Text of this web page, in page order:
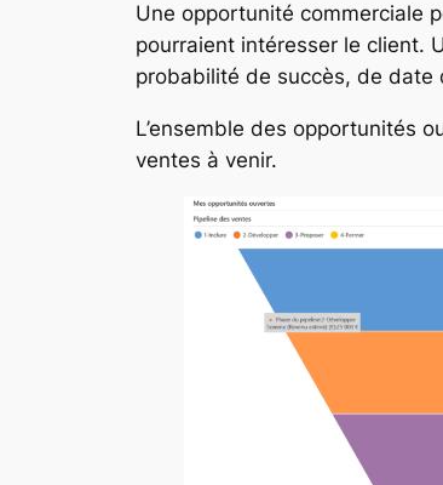
Une opportunité commerciale
pourraient intéresser le client.
probabilité de succès, de date
L’ensemble des opportunités
ventes à venir.